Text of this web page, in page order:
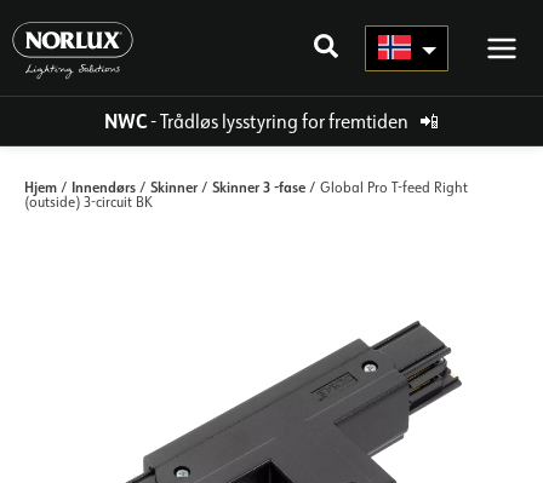
rett
innholdet
NWC- Trådløs lysstyring for fremtiden 📲
Hjem / Innendørs / Skinner/ Skinner 3 -fase / Global Pro T-feed Right
(outside) 3-circuit BK